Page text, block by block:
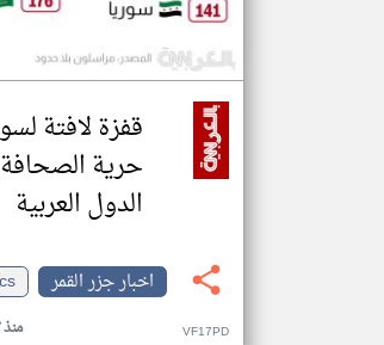
قفزة لافتة
حرية
الدول العربية
اخبار جزر القمر
منذ ٣ أشهر VF17PD